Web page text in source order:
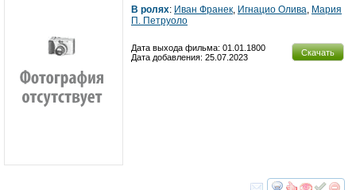
В ролях: Иван Франек, Игнацио Олива, Мария
П. Петруоло
Скачать
Дата выхода фильма: 01.01.1800
Дата добавления: 25.07.2023